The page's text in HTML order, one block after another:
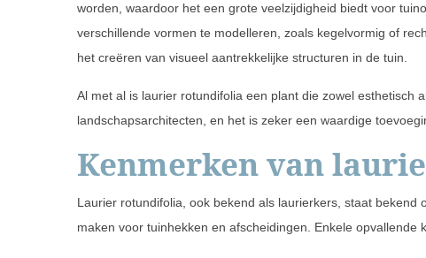
worden, waardoor het een grote veelzijdigheid biedt voor
verschillende vormen te modelleren, zoals kegelvormig of
het creëren van visueel aantrekkelijke structuren in de tuin.
Al met al is laurier rotundifolia een plant die zowel esthetisch
landschapsarchitecten, en het is zeker een waardige
Kenmerken van
Laurier rotundifolia, ook bekend als laurierkers, staat
maken voor tuinhekken en afscheidingen. Enkele opvallende